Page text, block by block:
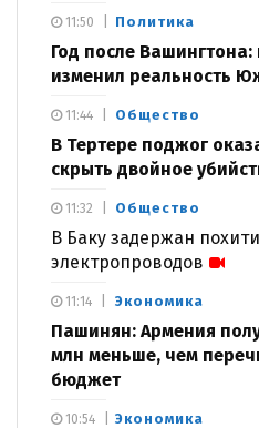
Политика
Год после
изменил реальность
11:50
Общество
В Тертере поджог
скрыть двойное
11:44
Общество
В Баку задержан
электропроводов
11:32
Экономика
Пашинян: Армения
млн меньше, чем
бюджет
11:14
Экономика
10:54